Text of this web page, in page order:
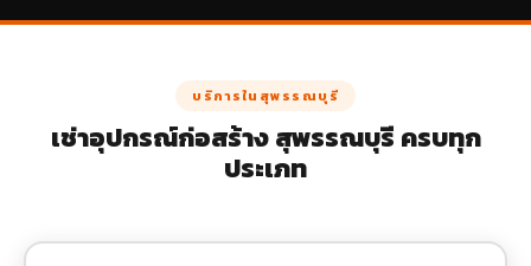
บริการในสุพรรณบุรี
เช่าอุปกรณ์ก่อสร้าง สุพรรณบุรี ครบทุก
ประเภท